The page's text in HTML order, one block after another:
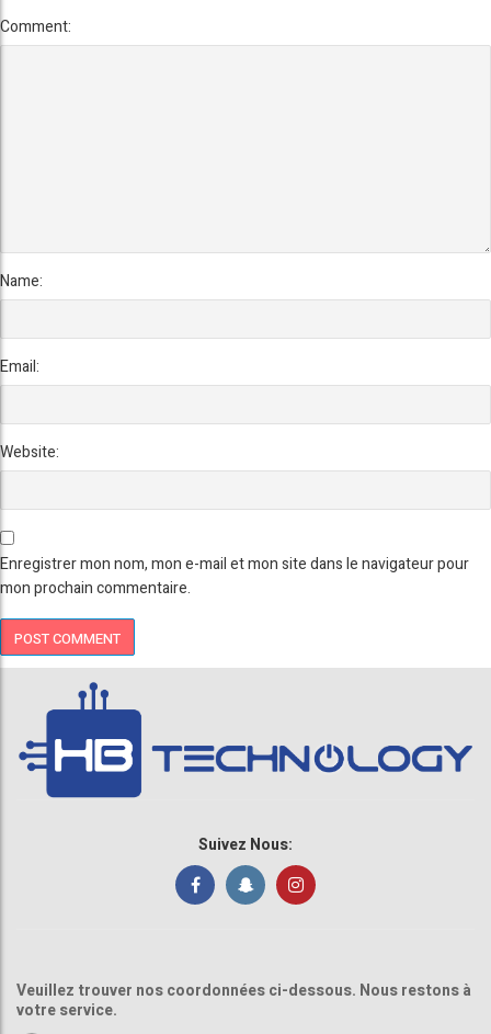
Comment:
Name:
Email:
Website:
Enregistrer mon nom, mon e-mail et mon site dans le navigateur pour
mon prochain commentaire.
Suivez Nous:
Veuillez trouver nos coordonnées ci-dessous. Nous restons à
votre service.